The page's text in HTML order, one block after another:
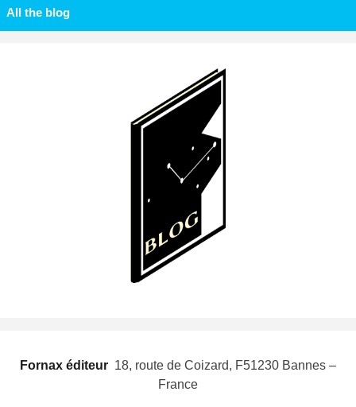
All the blog
Fornax éditeur  18, route de Coizard, F51230 Bannes –
France